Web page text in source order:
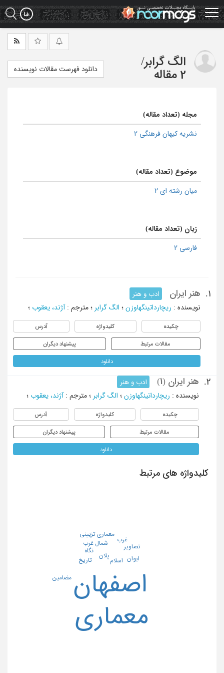
Skip
to
main
الگ گرابر/
2 مقاله
دانلود فهرست مقالات نویسنده
مجله (تعداد مقاله)
نشریه کیهان فرهنگی 2
موضوع (تعداد مقاله)
میان رشته ای 2
زبان (تعداد مقاله)
فارسی 2
1. هنر ایران
ادب و هنر
نویسنده : ریچارداتینگهاوزن ؛ الگ گرابر ؛ مترجم : آژند، یعقوب ؛
چکیده کلیدواژه آدرس
مقالات مرتبط پیشنهاد دیگران
دانلود
2. هنر ایران (1)
ادب و هنر
نویسنده : ریچارداتینگهاوزن ؛ الگ گرابر ؛ مترجم : آژند، یعقوب ؛
چکیده کلیدواژه آدرس
مقالات مرتبط پیشنهاد دیگران
دانلود
کلیدواژه های مرتبط
اصفهان
معماری
اسلام ایوان پلان
تاریخ
تصاویر
شمال غرب غرب
مضامین
معماری تزیینی
نگاه